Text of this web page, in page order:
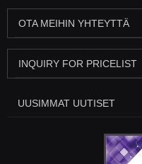
OTA MEIHIN YHTEYTTÄ
INQUIRY FOR PRICELIST
UUSIMMAT UUTISET